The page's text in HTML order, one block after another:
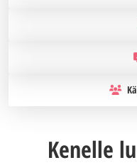
Kenelle